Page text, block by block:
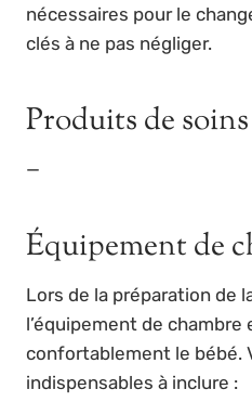
nécessaires pour le
clés à ne pas négliger.
Produits de
—
Équipement de
Lors de la préparation de
l’équipement de
confortablement le bébé.
indispensables à inclure :